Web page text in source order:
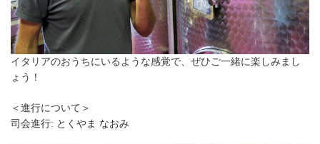
イタリアのおうちにいるような感覚で、ぜひご一緒に楽しみまし
ょう！
＜進行について＞
司会進行: とくやま なおみ